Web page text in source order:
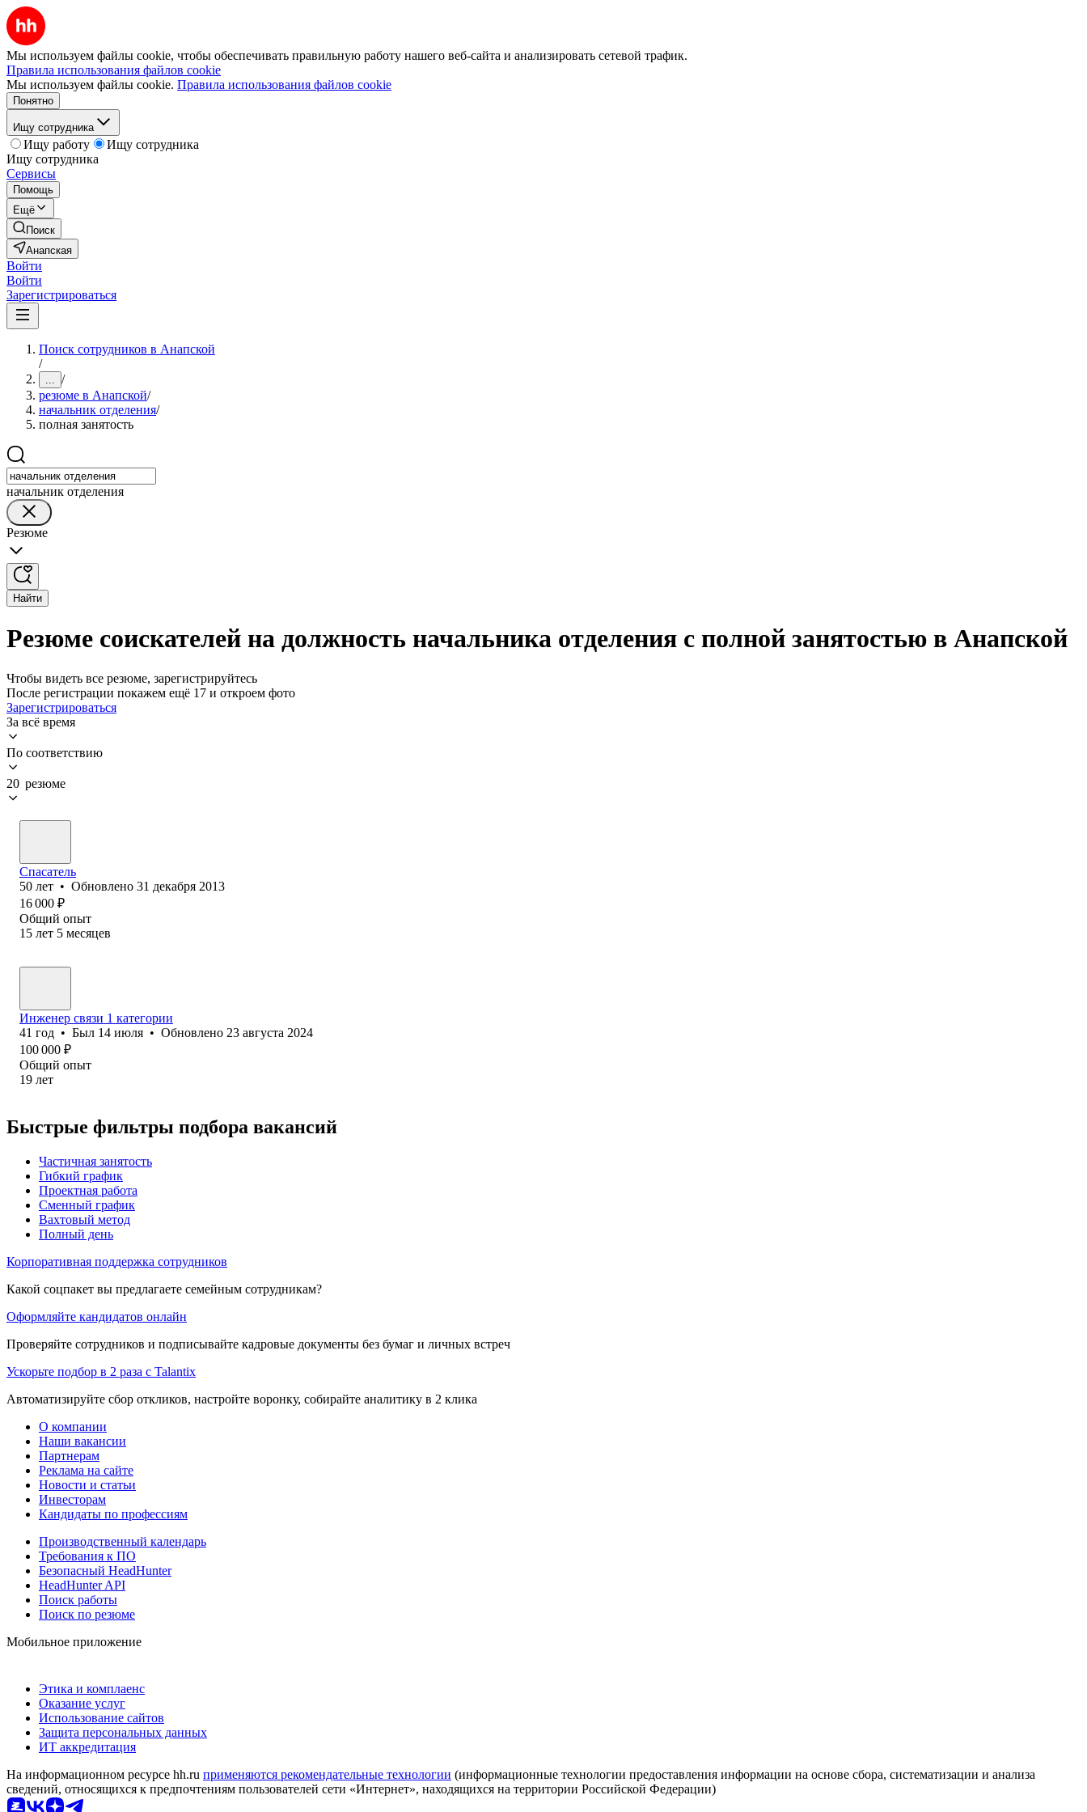
Мы используем файлы cookie, чтобы обеспечивать правильную работу нашего веб-сайта и анализировать сетевой трафик.
Правила использования файлов cookie
Мы используем файлы cookie. Правила использования файлов cookie
Понятно
Ищу сотрудника
Ищу работу
Ищу сотрудника
Ищу сотрудника
Сервисы
Помощь
Ещё
Поиск
Анапская
Войти
Войти
Зарегистрироваться
Поиск сотрудников в Анапской
/
... /
резюме в Анапской/
начальник отделения/
полная занятость
начальник отделения
Резюме
Найти
Резюме соискателей на должность начальника отделения с полной занятостью в Анапской
Чтобы видеть все резюме, зарегистрируйтесь
После регистрации покажем ещё 17 и откроем фото
Зарегистрироваться
За всё время
По соответствию
20 резюме
Спасатель
50 лет • Обновлено 31 декабря 2013
16 000 ₽
Общий опыт
15 лет 5 месяцев
Инженер связи 1 категории
41 год • Был 14 июля • Обновлено 23 августа 2024
100 000 ₽
Общий опыт
19 лет
Быстрые фильтры подбора вакансий
Частичная занятость
Гибкий график
Проектная работа
Сменный график
Вахтовый метод
Полный день
Корпоративная поддержка сотрудников
Какой соцпакет вы предлагаете семейным сотрудникам?
Оформляйте кандидатов онлайн
Проверяйте сотрудников и подписывайте кадровые документы без бумаг и личных встреч
Ускорьте подбор в 2 раза с Talantix
Автоматизируйте сбор откликов, настройте воронку, собирайте аналитику в 2 клика
О компании
Наши вакансии
Партнерам
Реклама на сайте
Новости и статьи
Инвесторам
Кандидаты по профессиям
Производственный календарь
Требования к ПО
Безопасный HeadHunter
HeadHunter API
Поиск работы
Поиск по резюме
Мобильное приложение
Этика и комплаенс
Оказание услуг
Использование сайтов
Защита персональных данных
ИТ аккредитация
На информационном ресурсе hh.ru применяются рекомендательные технологии (информационные технологии предоставления информации на основе сбора, систематизации и анализа
сведений, относящихся к предпочтениям пользователей сети «Интернет», находящихся на территории Российской Федерации)